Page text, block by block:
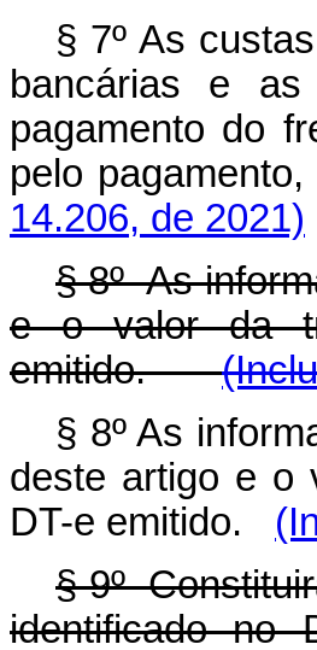
§ 7º As
bancárias e
pagamento do
pelo
14.206, de 2021)
§ 8º As
e o valor da
emitido.
§ 8º As
deste artigo e o
DT-e emitido.
§ 9º
identificado no